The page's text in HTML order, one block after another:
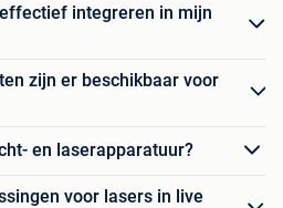
integreren in mijn
zijn er beschikbaar voor
en laserapparatuur?
voor lasers in live